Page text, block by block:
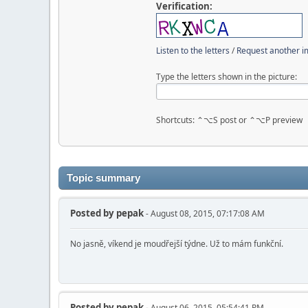
Verification:
Listen to the letters /Request another
Type the letters shown in the picture:
Shortcuts: ⌃⌥S post or ⌃⌥P preview
Topic summary
Posted by pepak- August 08, 2015, 07:17:08 AM
No jasně, víkend je moudřejší týdne. Už to mám funkční.